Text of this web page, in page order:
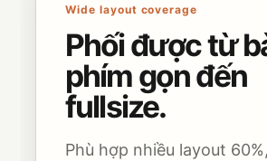
Wide layout coverage
Phối được từ
phím gọn đến
fullsize.
Phù hợp nhiều layout